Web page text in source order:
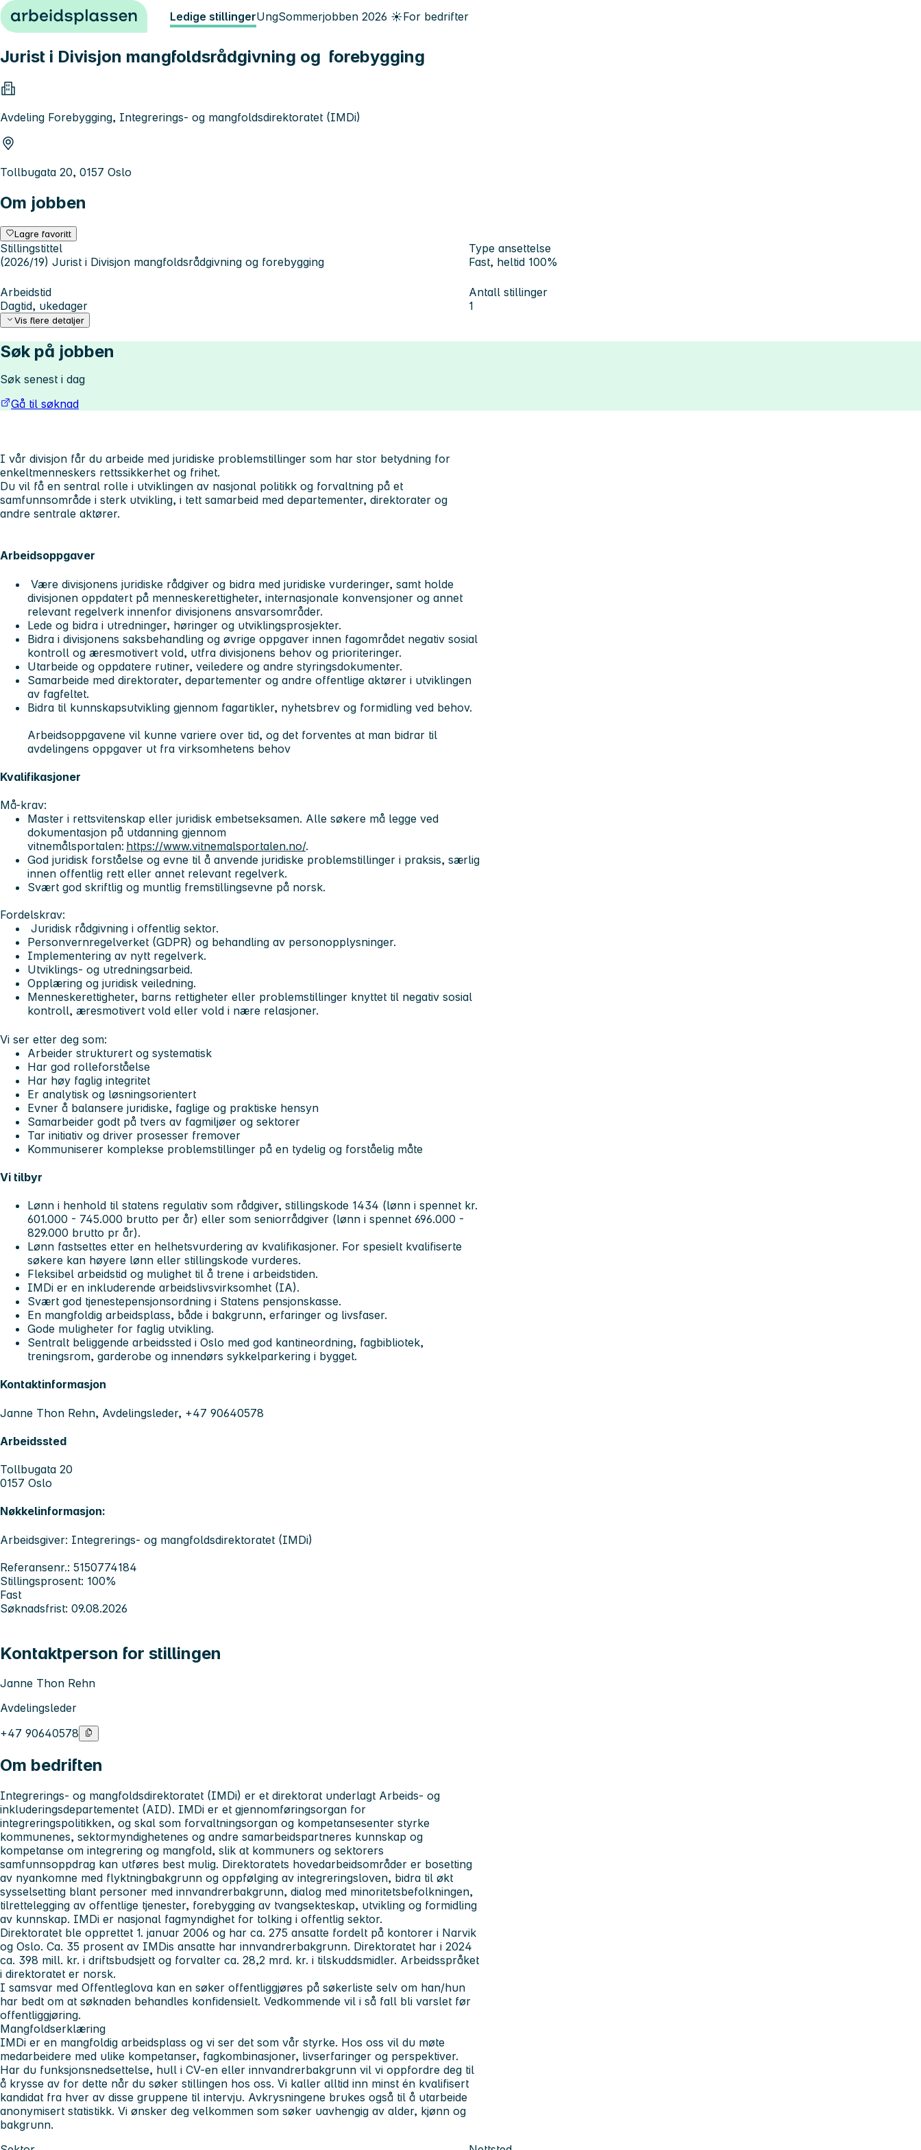
Hopp til innhold Ledige stillingerUngSommerjobben 2026 ☀️For bedrifter
Jurist i Divisjon mangfoldsrådgivning og forebygging
Avdeling Forebygging, Integrerings- og mangfoldsdirektoratet (IMDi)
Tollbugata 20, 0157 Oslo
Om jobben
Lagre favoritt
Stillingstittel
(2026/19) Jurist i Divisjon mangfoldsrådgivning og forebygging
Type ansettelse
Fast, heltid 100%
Arbeidstid
Dagtid, ukedager
Antall stillinger
1
Vis flere detaljer
Søk på jobben
Søk senest i dag
Gå til søknad
I vår divisjon får du arbeide med juridiske problemstillinger som har stor betydning for
enkeltmenneskers rettssikkerhet og frihet.
Du vil få en sentral rolle i utviklingen av nasjonal politikk og forvaltning på et
samfunnsområde i sterk utvikling, i tett samarbeid med departementer, direktorater og
andre sentrale aktører.
Arbeidsoppgaver
Være divisjonens juridiske rådgiver og bidra med juridiske vurderinger, samt holde
divisjonen oppdatert på menneskerettigheter, internasjonale konvensjoner og annet
relevant regelverk innenfor divisjonens ansvarsområder.
Lede og bidra i utredninger, høringer og utviklingsprosjekter.
Bidra i divisjonens saksbehandling og øvrige oppgaver innen fagområdet negativ sosial
kontroll og æresmotivert vold, utfra divisjonens behov og prioriteringer.
Utarbeide og oppdatere rutiner, veiledere og andre styringsdokumenter.
Samarbeide med direktorater, departementer og andre offentlige aktører i utviklingen
av fagfeltet.
Bidra til kunnskapsutvikling gjennom fagartikler, nyhetsbrev og formidling ved behov.
Arbeidsoppgavene vil kunne variere over tid, og det forventes at man bidrar til
avdelingens oppgaver ut fra virksomhetens behov
Kvalifikasjoner
Må-krav:
Master i rettsvitenskap eller juridisk embetseksamen. Alle søkere må legge ved
dokumentasjon på utdanning gjennom
vitnemålsportalen: https://www.vitnemalsportalen.no/.
God juridisk forståelse og evne til å anvende juridiske problemstillinger i praksis, særlig
innen offentlig rett eller annet relevant regelverk.
Svært god skriftlig og muntlig fremstillingsevne på norsk.
Fordelskrav:
Juridisk rådgivning i offentlig sektor.
Personvernregelverket (GDPR) og behandling av personopplysninger.
Implementering av nytt regelverk.
Utviklings- og utredningsarbeid.
Opplæring og juridisk veiledning.
Menneskerettigheter, barns rettigheter eller problemstillinger knyttet til negativ sosial
kontroll, æresmotivert vold eller vold i nære relasjoner.
Vi ser etter deg som:
Arbeider strukturert og systematisk
Har god rolleforståelse
Har høy faglig integritet
Er analytisk og løsningsorientert
Evner å balansere juridiske, faglige og praktiske hensyn
Samarbeider godt på tvers av fagmiljøer og sektorer
Tar initiativ og driver prosesser fremover
Kommuniserer komplekse problemstillinger på en tydelig og forståelig måte
Vi tilbyr
Lønn i henhold til statens regulativ som rådgiver, stillingskode 1434 (lønn i spennet kr.
601.000 - 745.000 brutto per år) eller som seniorrådgiver (lønn i spennet 696.000 -
829.000 brutto pr år).
Lønn fastsettes etter en helhetsvurdering av kvalifikasjoner. For spesielt kvalifiserte
søkere kan høyere lønn eller stillingskode vurderes.
Fleksibel arbeidstid og mulighet til å trene i arbeidstiden.
IMDi er en inkluderende arbeidslivsvirksomhet (IA).
Svært god tjenestepensjonsordning i Statens pensjonskasse.
En mangfoldig arbeidsplass, både i bakgrunn, erfaringer og livsfaser.
Gode muligheter for faglig utvikling.
Sentralt beliggende arbeidssted i Oslo med god kantineordning, fagbibliotek,
treningsrom, garderobe og innendørs sykkelparkering i bygget.
Kontaktinformasjon
Janne Thon Rehn, Avdelingsleder, +47 90640578
Arbeidssted
Tollbugata 20
0157 Oslo
Nøkkelinformasjon:
Arbeidsgiver: Integrerings- og mangfoldsdirektoratet (IMDi)
Referansenr.: 5150774184
Stillingsprosent: 100%
Fast
Søknadsfrist: 09.08.2026
Kontaktperson for stillingen
Janne Thon Rehn
Avdelingsleder
+47 90640578
Om bedriften
Integrerings- og mangfoldsdirektoratet (IMDi) er et direktorat underlagt Arbeids- og
inkluderingsdepartementet (AID). IMDi er et gjennomføringsorgan for
integreringspolitikken, og skal som forvaltningsorgan og kompetansesenter styrke
kommunenes, sektormyndighetenes og andre samarbeidspartneres kunnskap og
kompetanse om integrering og mangfold, slik at kommuners og sektorers
samfunnsoppdrag kan utføres best mulig. Direktoratets hovedarbeidsområder er bosetting
av nyankomne med flyktningbakgrunn og oppfølging av integreringsloven, bidra til økt
sysselsetting blant personer med innvandrerbakgrunn, dialog med minoritetsbefolkningen,
tilrettelegging av offentlige tjenester, forebygging av tvangsekteskap, utvikling og formidling
av kunnskap. IMDi er nasjonal fagmyndighet for tolking i offentlig sektor.
Direktoratet ble opprettet 1. januar 2006 og har ca. 275 ansatte fordelt på kontorer i Narvik
og Oslo. Ca. 35 prosent av IMDis ansatte har innvandrerbakgrunn. Direktoratet har i 2024
ca. 398 mill. kr. i driftsbudsjett og forvalter ca. 28,2 mrd. kr. i tilskuddsmidler. Arbeidsspråket
i direktoratet er norsk.
I samsvar med Offentleglova kan en søker offentliggjøres på søkerliste selv om han/hun
har bedt om at søknaden behandles konfidensielt. Vedkommende vil i så fall bli varslet før
offentliggjøring.
Mangfoldserklæring
IMDi er en mangfoldig arbeidsplass og vi ser det som vår styrke. Hos oss vil du møte
medarbeidere med ulike kompetanser, fagkombinasjoner, livserfaringer og perspektiver.
Har du funksjonsnedsettelse, hull i CV-en eller innvandrerbakgrunn vil vi oppfordre deg til
å krysse av for dette når du søker stillingen hos oss. Vi kaller alltid inn minst én kvalifisert
kandidat fra hver av disse gruppene til intervju. Avkrysningene brukes også til å utarbeide
anonymisert statistikk. Vi ønsker deg velkommen som søker uavhengig av alder, kjønn og
bakgrunn.